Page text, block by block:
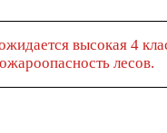
высокая 4
лесов.